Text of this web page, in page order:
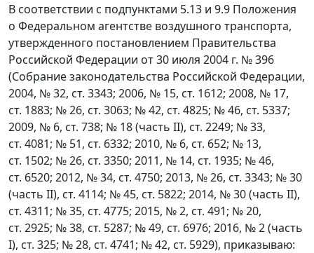
В соответствии с подпунктами 5.13 и 9.9 Положения
о Федеральном агентстве воздушного транспорта,
утвержденного постановлением Правительства
Российской Федерации от 30 июля 2004 г. № 396
(Собрание законодательства Российской Федерации,
2004, № 32, ст. 3343; 2006, № 15, ст. 1612; 2008, № 17,
ст. 1883; № 26, ст. 3063; № 42, ст. 4825; № 46, ст. 5337;
2009, № 6, ст. 738; № 18 (часть II), ст. 2249; № 33,
ст. 4081; № 51, ст. 6332; 2010, № 6, ст. 652; № 13,
ст. 1502; № 26, ст. 3350; 2011, № 14, ст. 1935; № 46,
ст. 6520; 2012, № 34, ст. 4750; 2013, № 26, ст. 3343; № 30
(часть II), ст. 4114; № 45, ст. 5822; 2014, № 30 (часть II),
ст. 4311; № 35, ст. 4775; 2015, № 2, ст. 491; № 20,
ст. 2925; № 38, ст. 5287; № 49, ст. 6976; 2016, № 2 (часть
I), ст. 325; № 28, ст. 4741; № 42, ст. 5929), приказываю: